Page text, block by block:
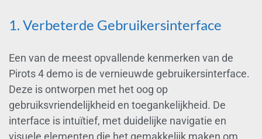
1. Verbeterde Gebruikersinterface
Een van de meest opvallende kenmerken van de
Pirots 4 demo is de vernieuwde gebruikersinterface.
Deze is ontworpen met het oog op
gebruiksvriendelijkheid en toegankelijkheid. De
interface is intuïtief, met duidelijke navigatie en
visuele elementen die het gemakkelijk maken om